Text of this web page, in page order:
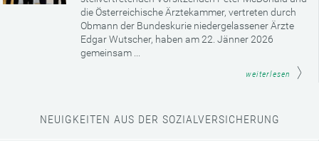
die Österreichische Ärztekammer, vertreten durch
Obmann der Bundeskurie niedergelassener Ärzte
Edgar Wutscher, haben am 22. Jänner 2026
gemeinsam ...
weiterlesen
NEUIGKEITEN AUS DER SOZIALVERSICHERUNG